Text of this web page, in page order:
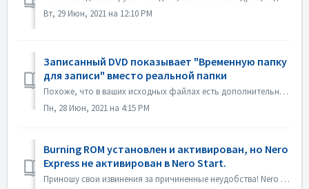
Вт, 29 Июн, 2021 на 12:10 PM
Записанный DVD показывает "Временную папку
для записи" вместо реальной папки
Похоже, что в ваших исходных файлах есть дополнительный файл desktop.ini. Проводник читает этот файл и обнаруживает, что эта конкретная папка имеет локализо...
Пн, 28 Июн, 2021 на 4:15 PM
Burning ROM установлен и активирован, но Nero
Express не активирован в Nero Start.
Приношу свои извинения за причиненные неудобства! Nero Express не содержится в отдельном продукте Nero BurningRom. Nero Express продается в оффлайн-магази...